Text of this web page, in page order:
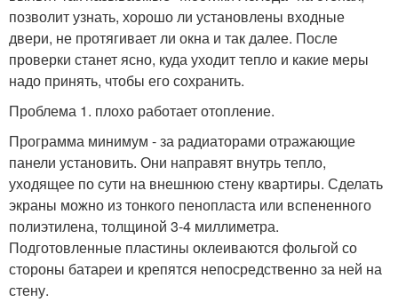
позволит узнать, хорошо ли установлены входные
двери, не протягивает ли окна и так далее. После
проверки станет ясно, куда уходит тепло и какие меры
надо принять, чтобы его сохранить.
Проблема 1. плохо работает отопление.
Программа минимум - за радиаторами отражающие
панели установить. Они направят внутрь тепло,
уходящее по сути на внешнюю стену квартиры. Сделать
экраны можно из тонкого пенопласта или вспененного
полиэтилена, толщиной 3-4 миллиметра.
Подготовленные пластины оклеиваются фольгой со
стороны батареи и крепятся непосредственно за ней на
стену.